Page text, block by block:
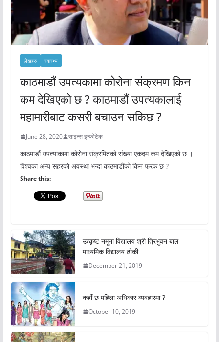
लेखहरु स्वास्थ्य
काठमाडौं उपत्यकामा कोरोना संक्रमण किन
कम देखिएको छ ? काठमाडौं उपत्यकालाई
महामारीबाट कसरी बचाउन सकिछ ?
June 28, 2020 साइन्स इन्फोटेक
काठमाडौं उपत्याकामा कोरोना संक्रमितको संख्या एकदम कम देखिएको छ ।
विश्वका अन्य सहरको अवस्था भन्दा काठमाडौंको किन फरक छ ?
Share this:
उत्कृष्ट नमूना विद्यालय श्री त्रिभुवन बाल
माध्यमिक विद्यालय ढोकी
December 21, 2019
कहाँ छ महिला अधिकार ब्यबहारमा ?
October 10, 2019